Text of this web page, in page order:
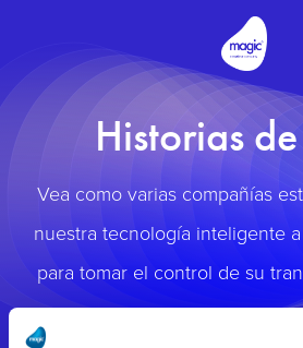
Historias
Vea como varias compañías
nuestra tecnología inteligente
para tomar el control de su